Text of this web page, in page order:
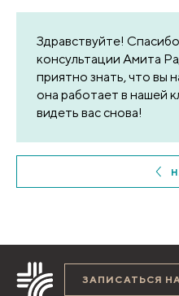
Здравствуйте!
консультации Амита
приятно знать, что вы
она работает в нашей
видеть вас снова!
ЗАПИСАТЬСЯ